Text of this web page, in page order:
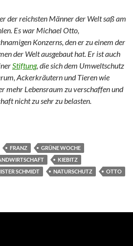
der reichsten Männer der Welt saß am
Es war Michael Otto,
Konzerns, den er zu einem der
der Welt ausgebaut hat. Er ist auch
Stiftung, die sich dem Umweltschutz
Ackerkräutern und Tieren wie
mehr Lebensraum zu verschaffen und
nicht zu sehr zu belasten.
FRANZ
GRÜNE WOCHE
KIEBITZ
SCHMIDT NATURSCHUTZ
OTTO